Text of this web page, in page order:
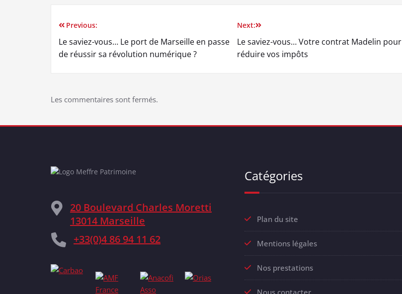
Previous:
Le saviez-vous… Le port de Marseille en passe
de réussir sa révolution numérique ?
Next:
Le saviez-vous… Votre contrat Madelin pour
réduire vos impôts
Les commentaires sont fermés.
20 Boulevard Charles Moretti
13014 Marseille
+33(0)4 86 94 11 62
Catégories
Plan du site
Mentions légales
Nos prestations
Nous contacter